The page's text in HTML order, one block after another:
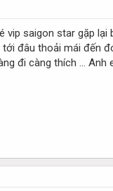
saigon star gặp
đâu thoải mái đến
đi càng thích …